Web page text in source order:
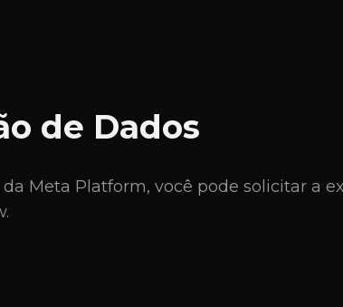
de Dados
Meta Platform, você pode solicitar a